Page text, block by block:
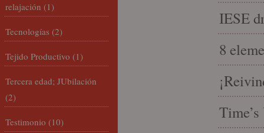
IESE
8
relajación (1)
Tecnologías (2)
Tejido Productivo (1)
Tercera edad; JUbilación
(2)
Testimonio (10)